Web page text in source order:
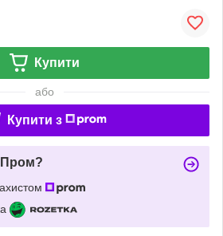
Купити
або
Купити з
Пром?